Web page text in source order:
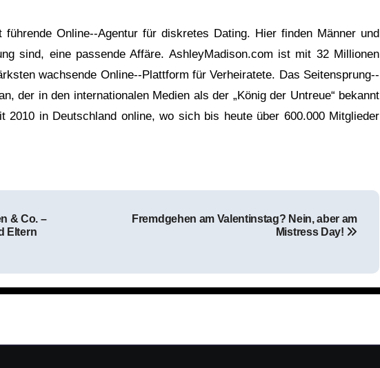
Online-­‐Agentur für diskretes Dating. Hier finden Männer und
sind, eine passende Affäre. AshleyMadison.com ist mit 32 Millionen
wachsende Online-­‐Plattform für Verheiratete. Das Seitensprung-­‐
der in den internationalen Medien als der „König der Untreue“ bekannt
2010 in Deutschland online, wo sich bis heute über 600.000 Mitglieder
& Co. –
Eltern
Fremdgehen am Valentinstag? Nein, aber am
Mistress Day!